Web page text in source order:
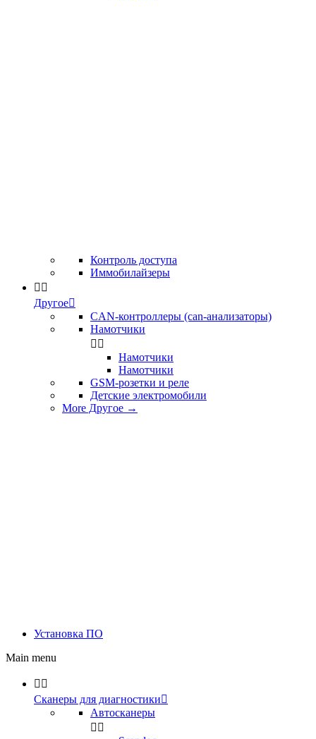
Контроль доступа
Иммобилайзеры
 
Другое
CAN-контроллеры (can-анализаторы)
Намотчики
 
Намотчики
Намотчики
GSM-розетки и реле
Детские электромобили
More Другое →
Установка ПО
Main menu
 
Сканеры для диагностики
Автосканеры
 